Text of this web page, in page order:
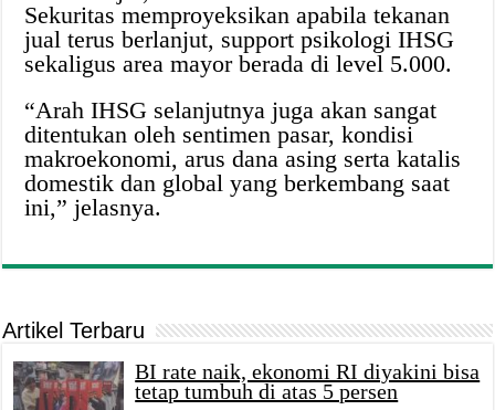
Sekuritas memproyeksikan apabila tekanan
jual terus berlanjut, support psikologi IHSG
sekaligus area mayor berada di level 5.000.
“Arah IHSG selanjutnya juga akan sangat
ditentukan oleh sentimen pasar, kondisi
makroekonomi, arus dana asing serta katalis
domestik dan global yang berkembang saat
ini,” jelasnya.
Artikel Terbaru
BI rate naik, ekonomi RI diyakini bisa
tetap tumbuh di atas 5 persen